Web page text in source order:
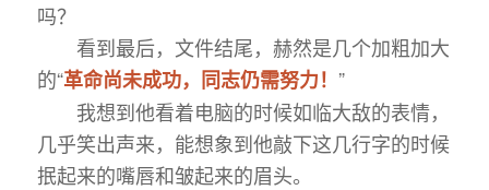
吗？
看到最后，文件结尾，赫然是几个加粗加大
的“革命尚未成功，同志仍需努力！ ”
我想到他看着电脑的时候如临大敌的表情，
几乎笑出声来，能想象到他敲下这几行字的时候
抿起来的嘴唇和皱起来的眉头。